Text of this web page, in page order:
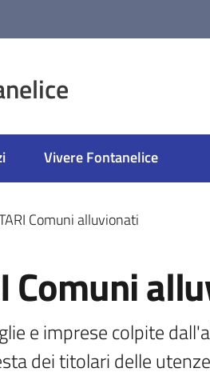
Vivere Fontanelice
Comuni alluvionati
Comuni
e imprese colpite
dei titolari delle utenze